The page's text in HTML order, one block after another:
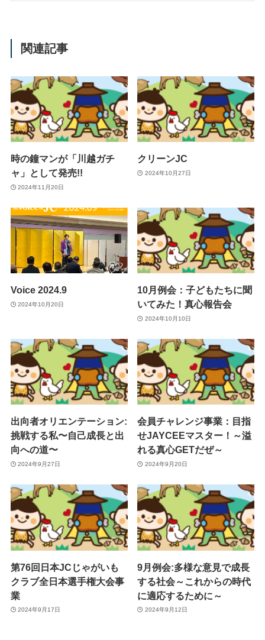
関連記事
時の鐘マンが「川越ガチ
ャ」として発売!!
2024年11月20日
クリーンJC
2024年10月27日
Voice 2024.9
2024年10月20日
10月例会：子どもたちに聞
いてみた！真心報告会
2024年10月10日
出向者オリエンテーション:
挑戦する私〜自己成長と出
向への道〜
2024年9月27日
会員チャレンジ事業：目指
せJAYCEEマスター！～溢
れる真心GETだぜ～
2024年9月20日
第76回日本JCじゃがいも
クラブ全日本選手権大会事
業
2024年9月17日
9月例会:多様な意見で成長
する社会～これからの時代
に適応するために～
2024年9月12日